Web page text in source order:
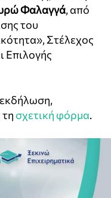
Φαλαγγά, από
του
Στέλεχος
Επιλογής
σχετική φόρμα.